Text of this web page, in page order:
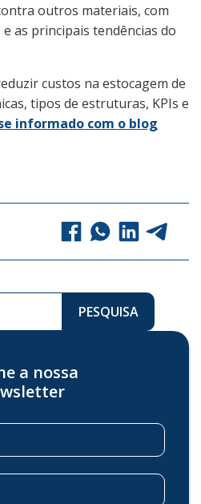
outros materiais, com
as principais tendências do
custos na estocagem de
tipos de estruturas, KPIs e
informado com o blog
PESQUISA
a nossa